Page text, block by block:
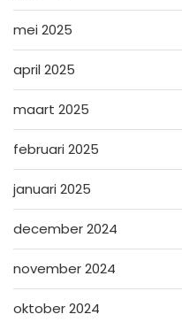
mei 2025
april 2025
maart 2025
februari 2025
januari 2025
december 2024
november 2024
oktober 2024